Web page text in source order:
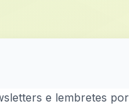
e lembretes